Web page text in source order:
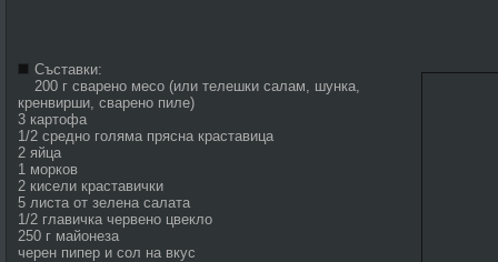
Съставки:
200 г сварено месо (или телешки салам, шунка,
кренвирши, сварено пиле)
3 картофа
1/2 средно голяма прясна краставица
2 яйца
1 морков
2 кисели краставички
5 листа от зелена салата
1/2 главичка червено цвекло
250 г майонеза
черен пипер и сол на вкус